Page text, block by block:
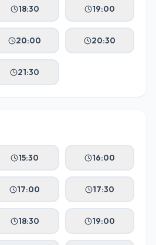
18:30 19:00
20:00 20:30
21:30
15:30 16:00
17:00 17:30
18:30 19:00